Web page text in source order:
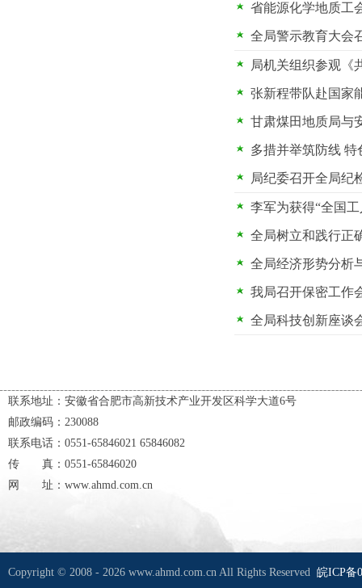
省能源化学地质工
全局警示教育大会
局机关组织参观《
张新程带队赴国家
甘肃煤田地质局与
多措并举筑防线
局纪委召开全局纪
李军为获得“全国
全局树立和践行正
全局经济形势分析
我局召开保密工作
全局科技创新座谈
联系地址：安徽省合肥市高新技术产业开发区科学大道6号
邮政编码：230088
联系电话：0551-65846021 65846082
传 真：0551-65846020
网 址：www.ahmd.com.cn
Copyright © 2008 - 2026 www.ahmd.com.cn All Rights Reserved 皖ICP备